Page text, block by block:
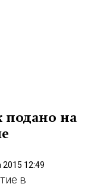
подано на
2015 12:49
в